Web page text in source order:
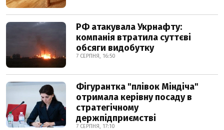
РФ атакувала Укрнафту:
компанія втратила суттєві
обсяги видобутку
7 СЕРПНЯ, 16:50
Фігурантка "плівок Міндіча"
отримала керівну посаду в
стратегічному
держпідприємстві
7 СЕРПНЯ, 17:10